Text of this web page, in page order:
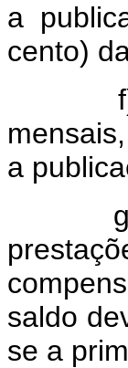
a
cento)
f)
a
g)
saldo
se a